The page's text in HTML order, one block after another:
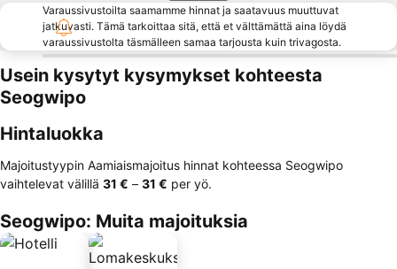
Varaussivustoilta saamamme hinnat ja saatavuus muuttuvat
jatkuvasti. Tämä tarkoittaa sitä, että et välttämättä aina löydä
varaussivustolta täsmälleen samaa tarjousta kuin trivagosta.
Usein kysytyt kysymykset kohteesta
Seogwipo
Hintaluokka
Majoitustyypin Aamiaismajoitus hinnat kohteessa Seogwipo
vaihtelevat välillä ‎31 € – ‎31 € per yö.
Seogwipo: Muita majoituksia